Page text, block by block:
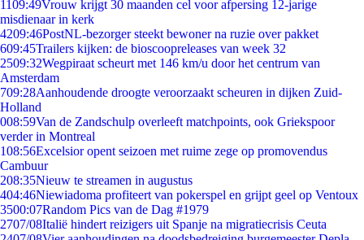
1109:49Vrouw krijgt 30 maanden cel voor afpersing 12-jarige
misdienaar in kerk
4209:46PostNL-bezorger steekt bewoner na ruzie over pakket
609:45Trailers kijken: de bioscoopreleases van week 32
2509:32Wegpiraat scheurt met 146 km/u door het centrum van
Amsterdam
709:28Aanhoudende droogte veroorzaakt scheuren in dijken Zuid-
Holland
008:59Van de Zandschulp overleeft matchpoints, ook Griekspoor
verder in Montreal
108:56Excelsior opent seizoen met ruime zege op promovendus
Cambuur
208:35Nieuw te streamen in augustus
404:46Niewiadoma profiteert van pokerspel en grijpt geel op Ventoux
3500:07Random Pics van de Dag #1979
2707/08Italië hindert reizigers uit Spanje na migratiecrisis Ceuta